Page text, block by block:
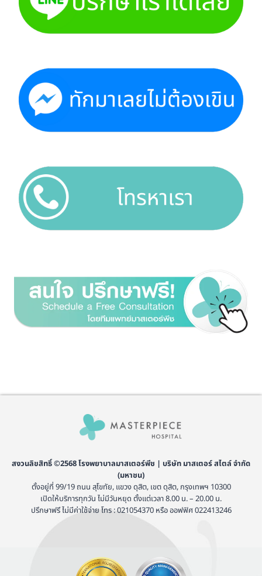
สงวนลิขสิทธิ์ ©2568 โรงพยาบาลมาสเตอร์พีช | บริษัท มาสเตอร์ สไตล์ จำกัด
(มหาชน)
ตั้งอยู่ที่ 99/19 ถนน สุโขทัย, แขวง ดุสิต, เขต ดุสิต, กรุงเทพฯ 10300
เปิดให้บริการทุกวัน ไม่มีวันหยุด ตั้งแต่เวลา 8.00 น. – 20.00 น.
ปรึกษาฟรี ไม่มีค่าใช้จ่าย โทร : 021054370 หรือ ออฟฟิศ 022413246